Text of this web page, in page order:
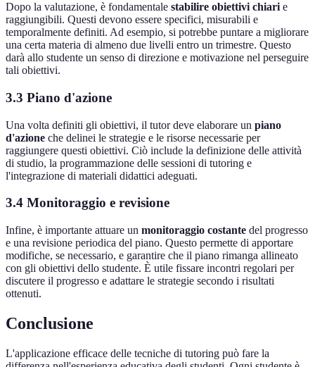
Dopo la valutazione, è fondamentale stabilire obiettivi chiari e
raggiungibili. Questi devono essere specifici, misurabili e
temporalmente definiti. Ad esempio, si potrebbe puntare a migliorare
una certa materia di almeno due livelli entro un trimestre. Questo
darà allo studente un senso di direzione e motivazione nel perseguire
tali obiettivi.
3.3 Piano d'azione
Una volta definiti gli obiettivi, il tutor deve elaborare un piano
d'azione che delinei le strategie e le risorse necessarie per
raggiungere questi obiettivi. Ciò include la definizione delle attività
di studio, la programmazione delle sessioni di tutoring e
l'integrazione di materiali didattici adeguati.
3.4 Monitoraggio e revisione
Infine, è importante attuare un monitoraggio costante del progresso
e una revisione periodica del piano. Questo permette di apportare
modifiche, se necessario, e garantire che il piano rimanga allineato
con gli obiettivi dello studente. È utile fissare incontri regolari per
discutere il progresso e adattare le strategie secondo i risultati
ottenuti.
Conclusione
L'applicazione efficace delle tecniche di tutoring può fare la